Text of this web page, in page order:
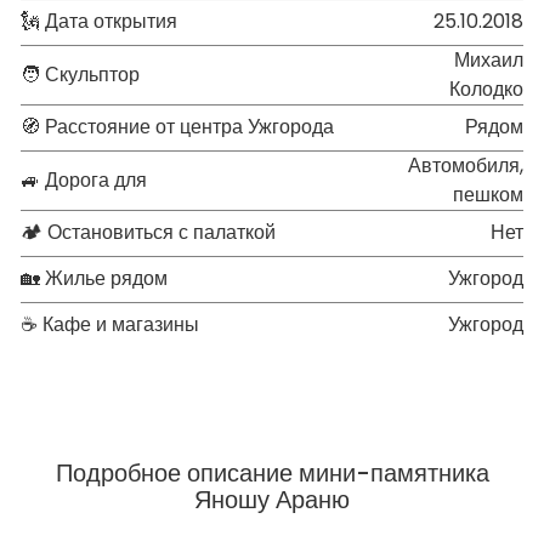
🗽 Дата открытия
25.10.2018
🧑 Скульптор
Михаил
Колодко
🧭 Расстояние от центра Ужгорода
Рядом
🚙 Дорога для
Автомобиля,
пешком
🏕 Остановиться с палаткой
Нет
🏡 Жилье рядом
Ужгород
☕ Кафе и магазины
Ужгород
Подробное описание мини-памятника
Яношу Араню